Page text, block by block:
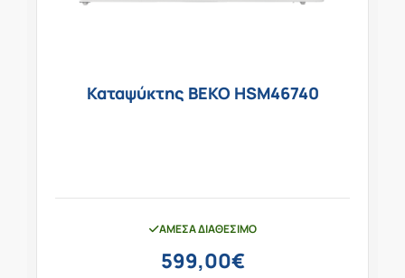
Καταψύκτης BEKO HSM46740
ΆΜΕΣΑ ΔΙΑΘΈΣΙΜΟ
599,00€